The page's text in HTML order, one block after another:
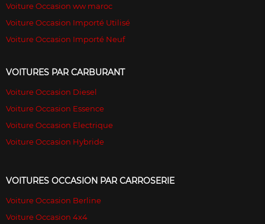
Voiture Occasion ww maroc
Voiture Occasion Importé Utilisé
Voiture Occasion Importé Neuf
VOITURES PAR CARBURANT
Voiture Occasion Diesel
Voiture Occasion Essence
Voiture Occasion Electrique
Voiture Occasion Hybride
VOITURES OCCASION PAR CARROSERIE
Voiture Occasion Berline
Voiture Occasion 4x4